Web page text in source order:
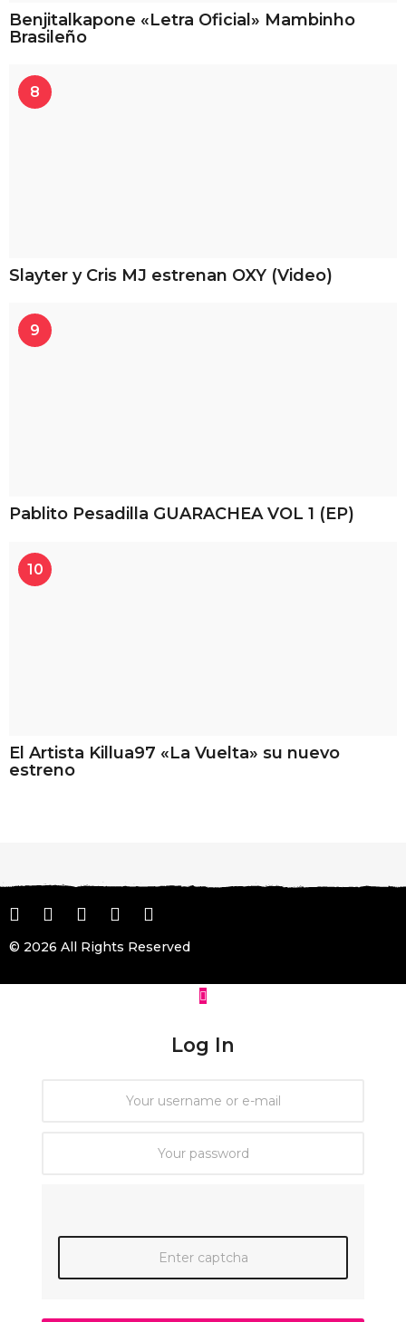
Benjitalkapone «Letra Oficial» Mambinho
Brasileño
8
Slayter y Cris MJ estrenan OXY (Video)
9
Pablito Pesadilla GUARACHEA VOL 1 (EP)
10
El Artista Killua97 «La Vuelta» su nuevo
estreno
© 2026 All Rights Reserved
Log In